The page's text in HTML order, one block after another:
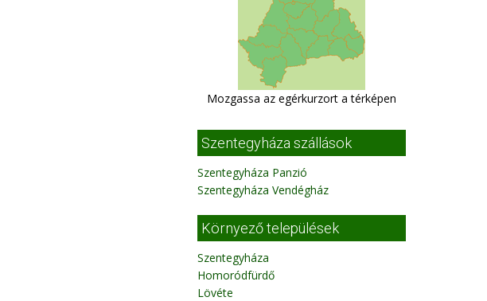
Mozgassa az egérkurzort a térképen
Szentegyháza szállások
Szentegyháza Panzió
Szentegyháza Vendégház
Környező települések
Szentegyháza
Homoródfürdő
Lövéte